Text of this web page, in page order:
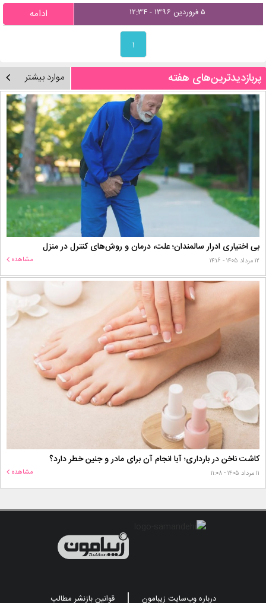
۵ فروردین ۱۳۹۶ - ۱۲:۳۴ ادامه
۱
پربازدیدترین‌های هفته موارد بیشتر
بی اختیاری ادرار سالمندان؛ علت، درمان و روش‌های کنترل در منزل
۱۲ مرداد ۱۴۰۵ - ۱۴:۱۶ مشاهده
کاشت ناخن در بارداری؛ آیا انجام آن برای مادر و جنین خطر دارد؟
۱۱ مرداد ۱۴۰۵ - ۱۱:۰۸ مشاهده
درباره وب‌سایت زیبامون قوانین بازنشر مطالب